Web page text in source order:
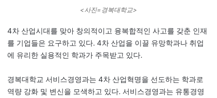
<사진=경복대학교>
4차 산업시대를 맞아 창의적이고 융복합적인 사고를 갖춘 인재
를 기업들은 요구하고 있다. 4차 산업을 이끌 유망학과나 취업
에 유리한 실용적인 학과가 주목받고 있다.
경복대학교 서비스경영과는 4차 산업혁명을 선도하는 학과로
역량 강화 및 변신을 모색하고 있다. 서비스경영과는 유통경영